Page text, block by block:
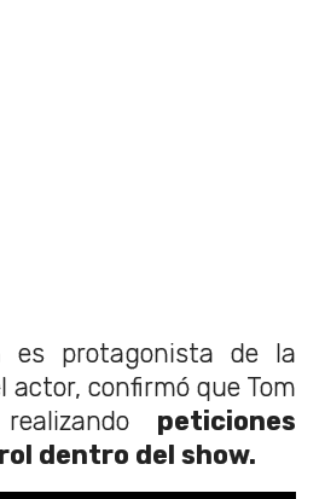
es protagonista de la
actor, confirmó que Tom
peticiones
dentro del show.